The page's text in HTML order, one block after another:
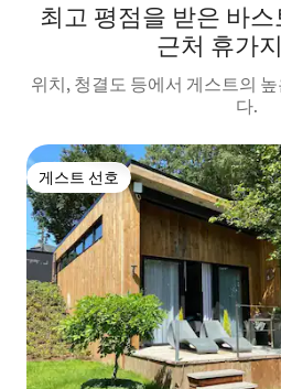
최고 평점을 받은 바
근처 휴가
위치, 청결도 등에서 게스트의
다.
게스트 선호
게스트 선호